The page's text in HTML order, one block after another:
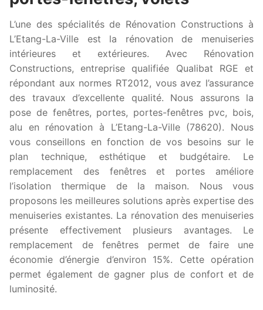
L’une des spécialités de Rénovation Constructions à
L’Etang-La-Ville est la rénovation de menuiseries
intérieures et extérieures. Avec Rénovation
Constructions, entreprise qualifiée Qualibat RGE et
répondant aux normes RT2012, vous avez l’assurance
des travaux d’excellente qualité. Nous assurons la
pose de fenêtres, portes, portes-fenêtres pvc, bois,
alu en rénovation à L’Etang-La-Ville (78620). Nous
vous conseillons en fonction de vos besoins sur le
plan technique, esthétique et budgétaire. Le
remplacement des fenêtres et portes améliore
l’isolation thermique de la maison. Nous vous
proposons les meilleures solutions après expertise des
menuiseries existantes. La rénovation des menuiseries
présente effectivement plusieurs avantages. Le
remplacement de fenêtres permet de faire une
économie d’énergie d’environ 15%. Cette opération
permet également de gagner plus de confort et de
luminosité.